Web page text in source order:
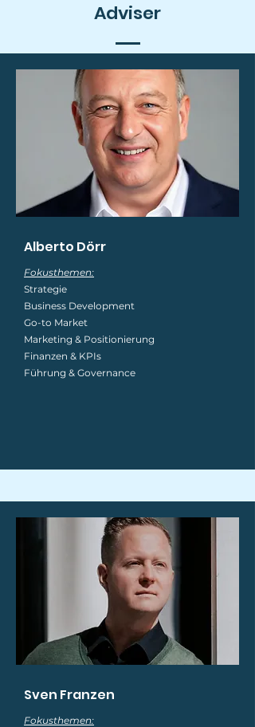
Adviser
Alberto Dörr
Fokusthemen:
Strategie
Business Development
Go-to Market
Marketing & Positionierung
Finanzen & KPIs
Führung & Governance
Sven Franzen
Fokusthemen: